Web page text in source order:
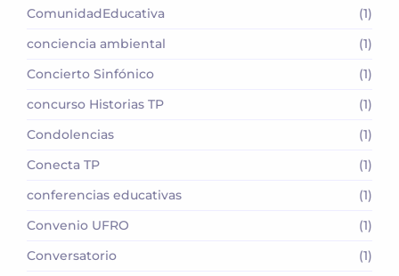
ComunidadEducativa
(1)
conciencia ambiental
(1)
Concierto Sinfónico
(1)
concurso Historias TP
(1)
Condolencias
(1)
Conecta TP
(1)
conferencias educativas
(1)
Convenio UFRO
(1)
Conversatorio
(1)